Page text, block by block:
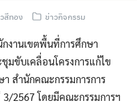
สีทอง ข่าวกิจกรรม
งานเขตพื้นที่การศึกษา
มขับเคลื่อนโครงการแก้ไข
สำนักคณะกรรมการการ
2567 โดยมีคณะกรรมการฯ